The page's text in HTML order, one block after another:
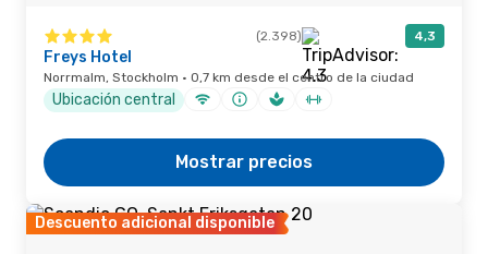
(2.398) 4,3
Freys Hotel
Norrmalm, Stockholm · 0,7 km desde el centro de la ciudad
Ubicación central
Mostrar precios
Descuento adicional disponible